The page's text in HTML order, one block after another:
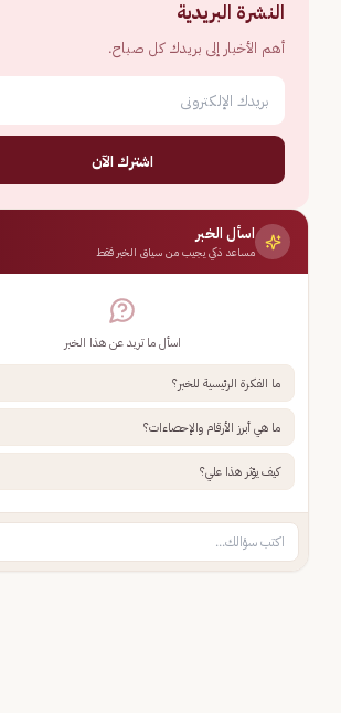
النشرة البريدية
أهم الأخبار إلى بريدك كل صباح.
اشترك الآن
اسأل الخبر
مساعد ذكي يجيب من سياق الخبر فقط
اسأل ما تريد عن هذا الخبر
ما الفكرة الرئيسية للخبر؟
ما هي أبرز الأرقام والإحصاءات؟
كيف يؤثر هذا علي؟